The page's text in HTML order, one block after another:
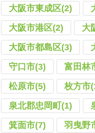
大阪市東成区(2)
大阪市港区(2)
大
大阪市都島区(3)
守口市(3)
富田林
松原市(5)
枚方市
泉北郡忠岡町(1)
箕面市(7)
羽曳野